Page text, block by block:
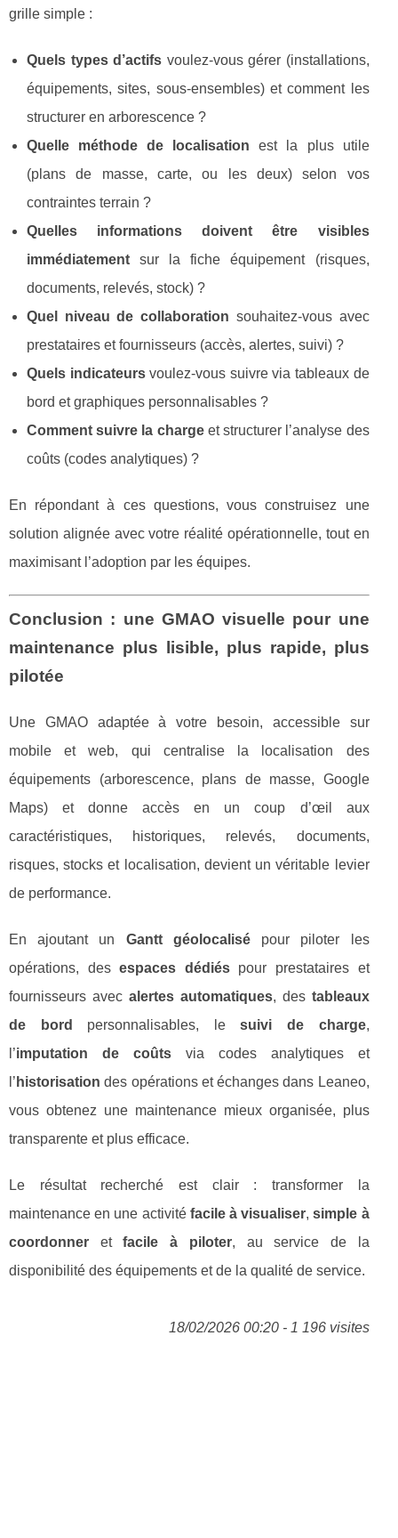
grille simple :
Quels types d’actifs voulez-vous gérer (installations,
équipements, sites, sous-ensembles) et comment les
structurer en arborescence ?
Quelle méthode de localisation est la plus utile
(plans de masse, carte, ou les deux) selon vos
contraintes terrain ?
Quelles informations doivent être visibles
immédiatement sur la fiche équipement (risques,
documents, relevés, stock) ?
Quel niveau de collaboration souhaitez-vous avec
prestataires et fournisseurs (accès, alertes, suivi) ?
Quels indicateursvoulez-vous suivre via tableaux de
bord et graphiques personnalisables ?
Comment suivre la chargeet structurer l’analyse des
coûts (codes analytiques) ?
En répondant à ces questions, vous construisez une
solution alignée avec votre réalité opérationnelle, tout en
maximisant l’adoption par les équipes.
Conclusion : une GMAO visuelle pour une
maintenance plus lisible, plus rapide, plus
pilotée
Une GMAO adaptée à votre besoin, accessible sur
mobile et web, qui centralise la localisation des
équipements (arborescence, plans de masse, Google
Maps) et donne accès en un coup d’œil aux
caractéristiques, historiques, relevés, documents,
risques, stocks et localisation, devient un véritable levier
de performance.
En ajoutant un Gantt géolocalisépour piloter les
opérations, desespaces dédiéspour prestataires et
fournisseurs avec alertes automatiques, des tableaux
de bord
personnalisables, lesuivi de charge,
l’imputation de coûtsvia codes analytiques et
l’ historisation des opérations et échanges dans Leaneo,
vous obtenez une maintenance mieux organisée, plus
transparente et plus efficace.
Le résultat recherché est clair : transformer la
maintenance en une activité facile à visualiser,simple à
coordonner etfacile à piloter, au service de la
disponibilité des équipements et de la qualité de service.
18/02/2026 00:20 - 1 196 visites